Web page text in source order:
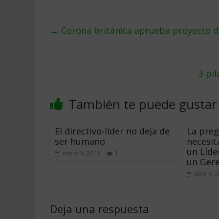
← Corona británica aprueba proyecto
3
También te puede gustar
El directivo-líder no deja de
ser humano
enero 9, 2012 1
La
un
un
abril 8,
Deja una respuesta